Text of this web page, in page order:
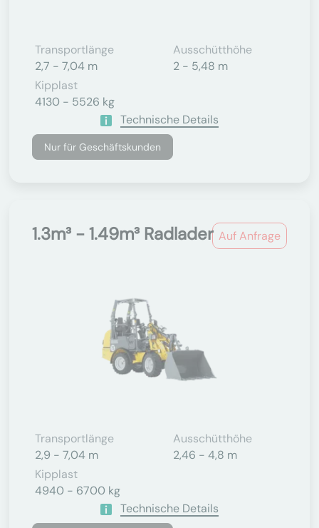
Transportlänge
2,7 - 7,04 m
Ausschütthöhe
2 - 5,48 m
Kipplast
4130 - 5526 kg
Technische Details
Nur für Geschäftskunden
Auf Anfrage
1.3m³ - 1.49m³ Radlader
Transportlänge
2,9 - 7,04 m
Ausschütthöhe
2,46 - 4,8 m
Kipplast
4940 - 6700 kg
Technische Details